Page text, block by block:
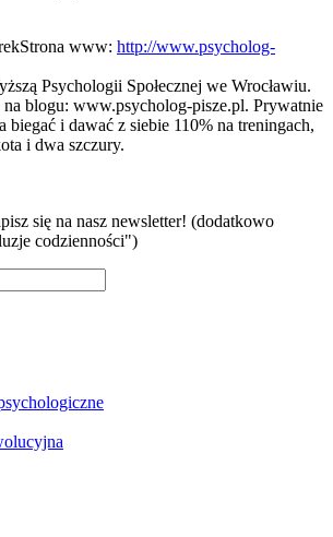
Strona www: http://www.psycholog-
Psychologii Społecznej we Wrocławiu.
na blogu: www.psycholog-pisze.pl. Prywatnie
i dawać z siebie 110% na treningach,
i dwa szczury.
się na nasz newsletter! (dodatkowo
codzienności")